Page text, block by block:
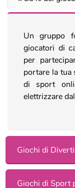
Un gruppo
giocatori di
per
portare la tua
di sport
elettrizzare